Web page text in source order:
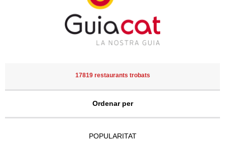
17819 restaurants trobats
Ordenar per
POPULARITAT